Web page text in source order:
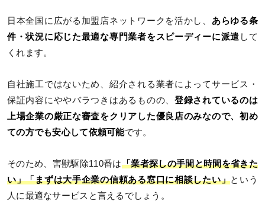
日本全国に広がる加盟店ネットワークを活かし、 あらゆる条
件・状況に応じた最適な専門業者をスピーディーに派遣 して
くれます。
自社施工ではないため、紹介される業者によってサービス・
保証内容にややバラつきはあるものの、 登録されているのは
上場企業の厳正な審査をクリアした優良店のみなので、初め
ての方でも安心して依頼可能です。
そのため、害獣駆除110番は「業者探しの手間と時間を省きた
い」「まずは大手企業の信頼ある窓口に相談したい」という
人に最適なサービスと言えるでしょう。